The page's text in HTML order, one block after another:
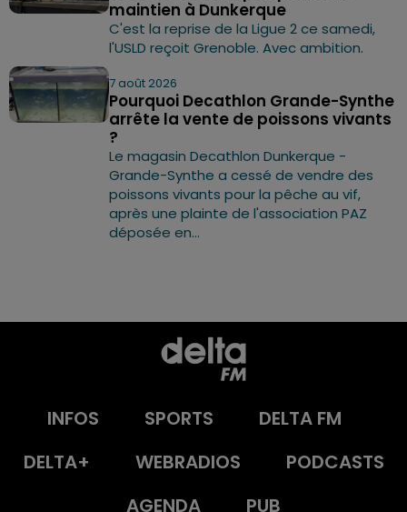
maintien à Dunkerque
C'est la reprise de la Ligue 2 ce samedi,
l'USLD reçoit Grenoble. Avec ambition.
7 août 2026
Pourquoi Decathlon Grande-Synthe
arrête la vente de poissons vivants
?
Le magasin Decathlon Dunkerque -
Grande-Synthe a cessé de vendre des
poissons vivants pour la pêche au vif,
après une plainte de l'association PAZ
déposée en...
INFOS SPORTS
DELTA FM
DELTA+
WEBRADIOS
PODCASTS
AGENDA
PUB